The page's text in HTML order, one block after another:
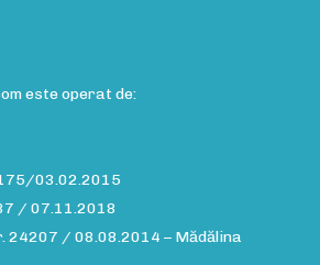
este operat de:
03.02.2015
/ 07.11.2018
24207 / 08.08.2014 – Mădălina